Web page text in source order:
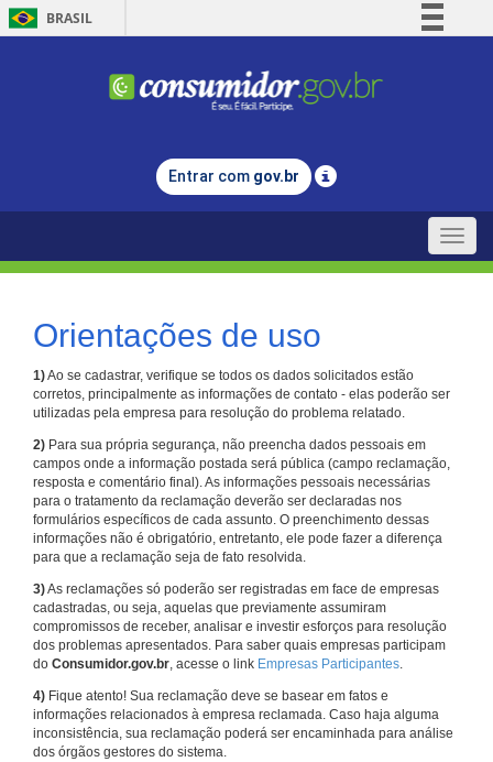
BRASIL
Comunica BR
Legislação
Entrar com gov.br
Toggle
Orientações de uso
1)Ao se cadastrar, verifique se todos os dados solicitados estão
corretos, principalmente as informações de contato - elas poderão ser
utilizadas pela empresa para resolução do problema relatado.
2) Para sua própria segurança, não preencha dados pessoais em
campos onde a informação postada será pública (campo reclamação,
resposta e comentário final). As informações pessoais necessárias
para o tratamento da reclamação deverão ser declaradas nos
formulários específicos de cada assunto. O preenchimento dessas
informações não é obrigatório, entretanto, ele pode fazer a diferença
para que a reclamação seja de fato resolvida.
3)As reclamações só poderão ser registradas em face de empresas
cadastradas, ou seja, aquelas que previamente assumiram
compromissos de receber, analisar e investir esforços para resolução
dos problemas apresentados. Para saber quais empresas participam
do Consumidor.gov.br, acesse o link Empresas Participantes.
4) Fique atento! Sua reclamação deve se basear em fatos e
informações relacionados à empresa reclamada. Caso haja alguma
inconsistência, sua reclamação poderá ser encaminhada para análise
dos órgãos gestores do sistema.